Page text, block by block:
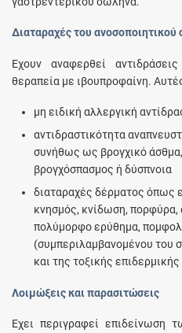
Διαταραχές του ανοσοποιητικού
Έχουν αναφερθεί
θεραπεία με ιβουπροφαίνη.
μη ειδική αλλεργική
αντιδραστικότητα
συνήθως ως βρογχικό
βρογχόσπασμος ή δύσπνοια
διαταραχές δέρματος όπως
κνησμός, κνίδωση, πορφύρα,
πολύμορφο ερύθημα,
(συμπεριλαμβανομένου του
και της τοξικής
Λοιμώξεις και παρασιτώσεις
Έχει περιγραφεί επιδείνωση